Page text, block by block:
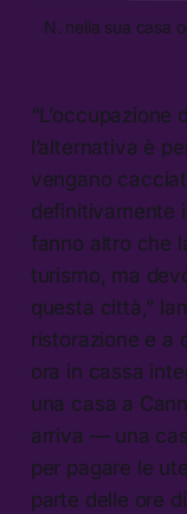
N. nella sua casa
“L’occupazione
l’alternativa è
vengano
definitivamente
fanno altro che
turismo, ma
questa città,”
ristorazione e a
ora in cassa
una casa a
arriva — una
per pagare le
parte delle ore